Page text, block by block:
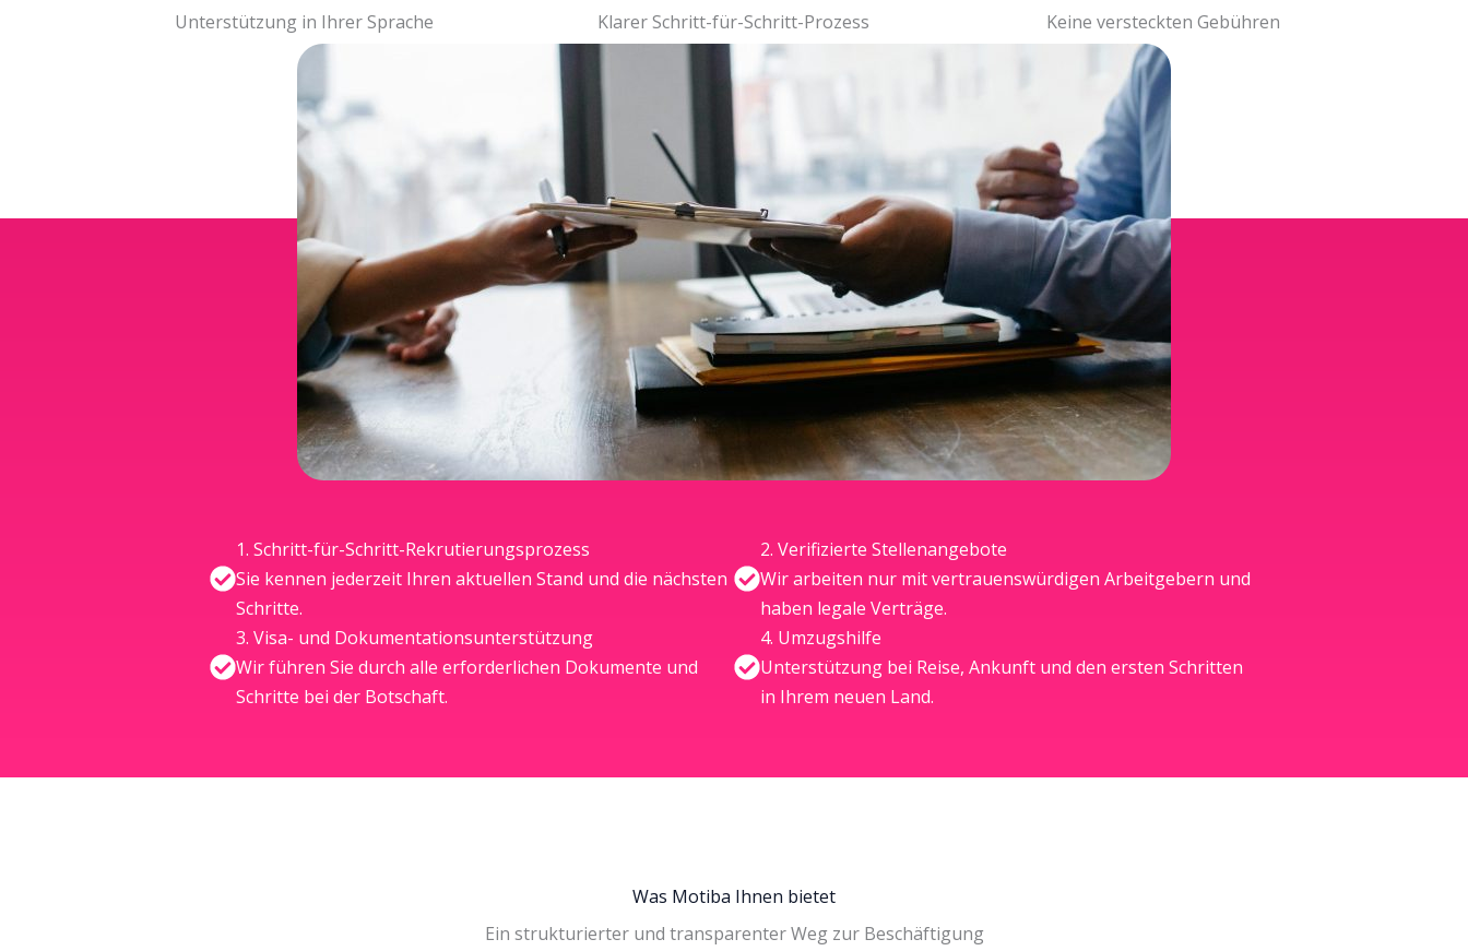
Unterstützung in Ihrer Sprache Klarer Schritt-für-Schritt-Prozess Keine versteckten Gebühren
1. Schritt-für-Schritt-Rekrutierungsprozess
Sie kennen jederzeit Ihren aktuellen Stand und die nächsten
Schritte.
2. Verifizierte Stellenangebote
Wir arbeiten nur mit vertrauenswürdigen Arbeitgebern und
haben legale Verträge.
3. Visa- und Dokumentationsunterstützung
Wir führen Sie durch alle erforderlichen Dokumente und
Schritte bei der Botschaft.
4. Umzugshilfe
Unterstützung bei Reise, Ankunft und den ersten Schritten
in Ihrem neuen Land.
Was Motiba Ihnen bietet
Ein strukturierter und transparenter Weg zur Beschäftigung